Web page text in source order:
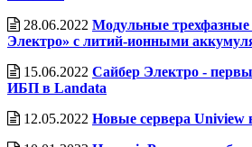
28.06.2022 Модульные
Электро» с литий-ионными
15.06.2022 Сайбер Электро -
ИБП в Landata
12.05.2022 Новые сервера Uniview